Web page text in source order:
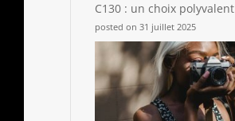
C130 : un choix polyvalent
posted on 31 juillet 2025